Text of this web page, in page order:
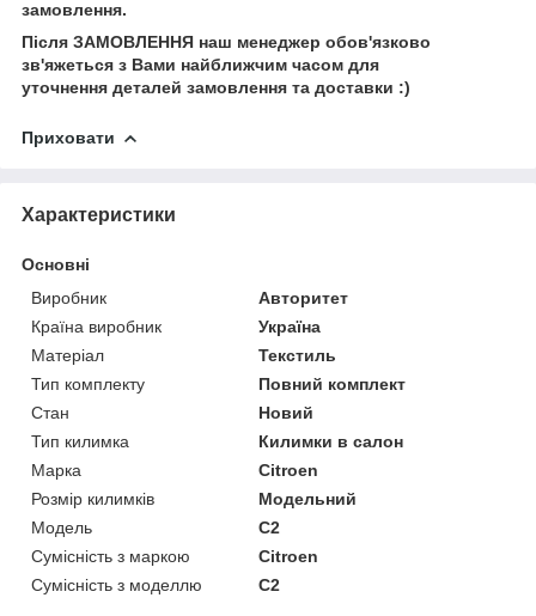
замовлення.
Після ЗАМОВЛЕННЯ наш менеджер обов'язково
зв'яжеться з Вами найближчим часом для
уточнення деталей замовлення та доставки :)
Приховати
Характеристики
Основні
Виробник
Авторитет
Країна виробник
Україна
Матеріал
Текстиль
Тип комплекту
Повний комплект
Стан
Новий
Тип килимка
Килимки в салон
Марка
Citroen
Розмір килимків
Модельний
Модель
C2
Сумісність з маркою
Citroen
Сумісність з моделлю
C2